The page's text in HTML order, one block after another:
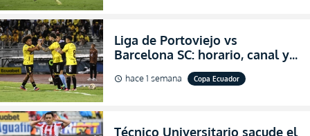
Liga de Portoviejo vs
Barcelona SC: horario, canal y
dónde ver EN VIVO los octavos
de final de la Copa Ecuador
schedule hace 1 semana Copa Ecuador
Técnico Universitario sacude el